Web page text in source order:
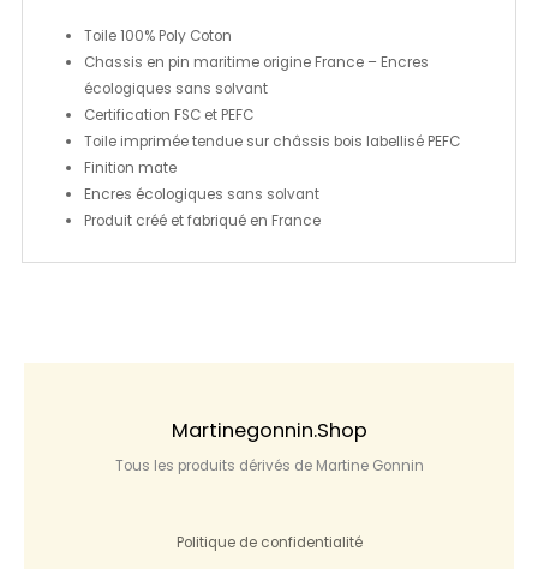
Toile 100% Poly Coton
Chassis en pin maritime origine France – Encres
écologiques sans solvant
Certification FSC et PEFC
Toile imprimée tendue sur châssis bois labellisé PEFC
Finition mate
Encres écologiques sans solvant
Produit créé et fabriqué en France
Martinegonnin.shop
Tous les produits dérivés de Martine Gonnin
Politique de confidentialité